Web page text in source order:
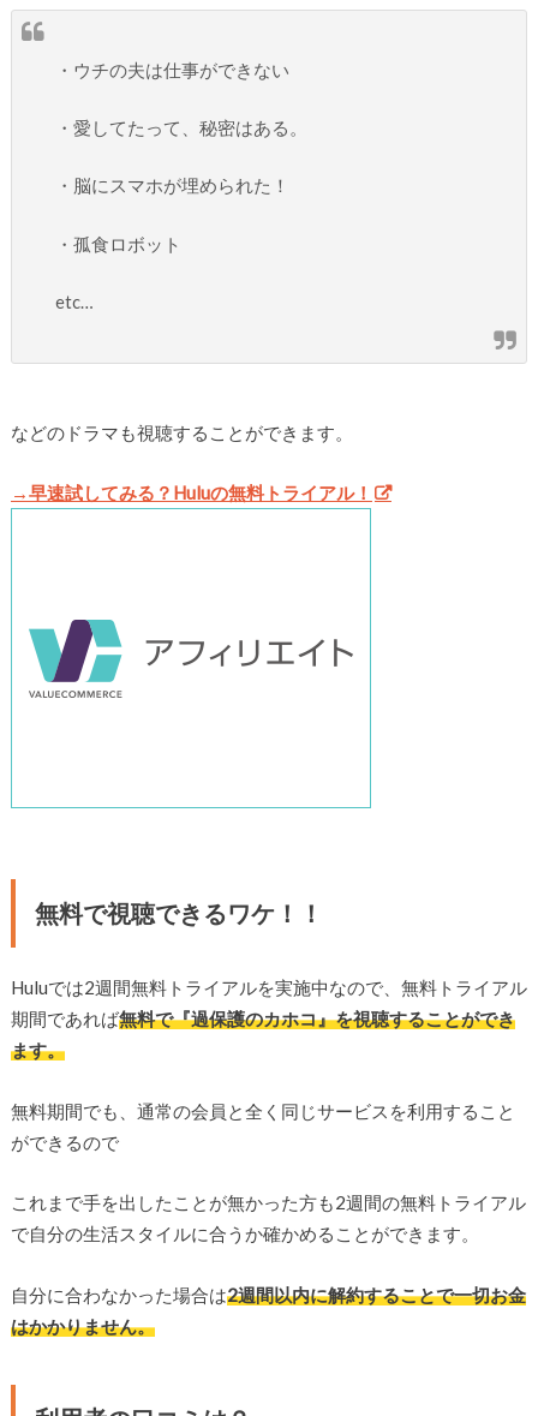
・ウチの夫は仕事ができない
・愛してたって、秘密はある。
・脳にスマホが埋められた！
・孤食ロボット
etc…
などのドラマも視聴することができます。
→早速試してみる？Huluの無料トライアル！
無料で視聴できるワケ！！
Huluでは2週間無料トライアルを実施中なので、無料トライアル
期間であれば無料で『過保護のカホコ』を視聴することができ
ます。
無料期間でも、通常の会員と全く同じサービスを利用すること
ができるので
これまで手を出したことが無かった方も2週間の無料トライアル
で自分の生活スタイルに合うか確かめることができます。
自分に合わなかった場合は2週間以内に解約することで一切お金
はかかりません。